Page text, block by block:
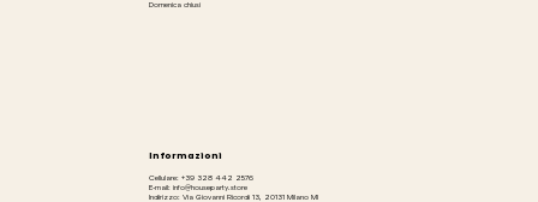
Domenica chiusi
Informazioni
Cellulare: +39 328 442 2576
E-mail: info@houseparty.store
Indirizzo: Via Giovanni Ricordi 13, 20131 Milano MI